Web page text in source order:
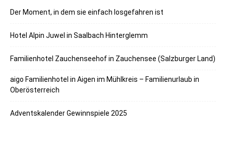
Der Moment, in dem sie einfach losgefahren ist
Hotel Alpin Juwel in Saalbach Hinterglemm
Familienhotel Zauchenseehof in Zauchensee (Salzburger Land)
aigo Familienhotel in Aigen im Mühlkreis – Familienurlaub in
Oberösterreich
Adventskalender Gewinnspiele 2025